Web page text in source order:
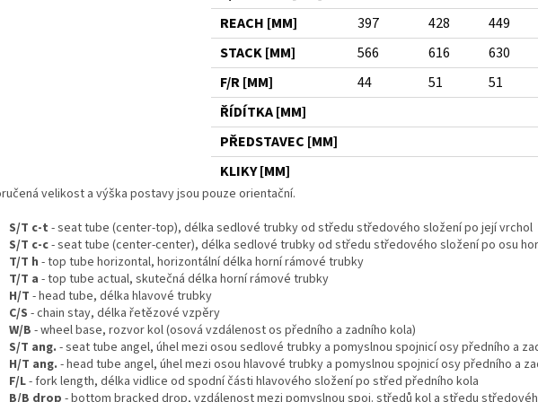
REACH [MM]
397 428 449
STACK [MM]
566 616 630
F/R [MM]
44 51 51
ŘÍDÍTKA [MM]
PŘEDSTAVEC [MM]
KLIKY [MM]
velikost a výška postavy jsou pouze orientační.
S/T c-t - seat tube (center-top), délka sedlové trubky od středu středového složení po její vrchol
S/T c-c- seat tube (center-center), délka sedlové trubky od středu středového složení po osu
T/T h - top tube horizontal, horizontální délka horní rámové trubky
T/T a - top tube actual, skutečná délka horní rámové trubky
H/T - head tube, délka hlavové trubky
C/S - chain stay, délka řetězové vzpěry
W/B - wheel base, rozvor kol (osová vzdálenost os předního a zadního kola)
S/T ang. - seat tube angel, úhel mezi osou sedlové trubky a pomyslnou spojnicí osy předního a
H/T ang. - head tube angel, úhel mezi osou hlavové trubky a pomyslnou spojnicí osy předního a
F/L- fork length, délka vidlice od spodní části hlavového složení po střed předního kola
B/B drop - bottom bracked drop, vzdálenost mezi pomyslnou spoj. středů kol a středu